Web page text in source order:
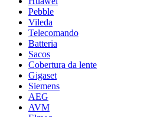
Pebble
Vileda
Telecomando
Batteria
Sacos
Cobertura da lente
Gigaset
Siemens
AEG
AVM